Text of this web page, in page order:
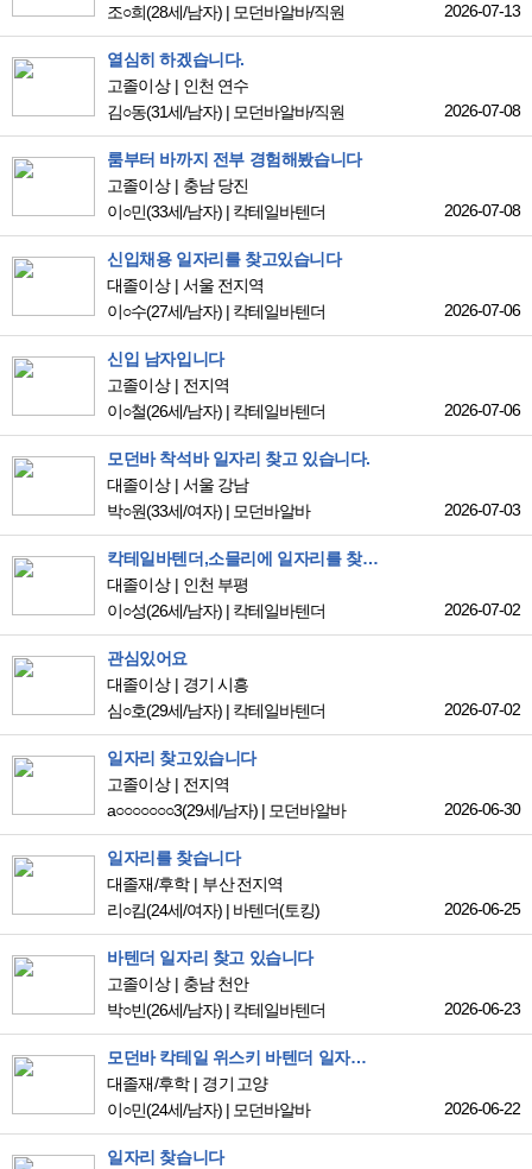
조○희(28세/남자) | 모던바알바/직원 2026-07-13
열심히 하겠습니다.
고졸이상
인천 연수
김○동(31세/남자) | 모던바알바/직원 2026-07-08
룸부터 바까지 전부 경험해봤습니다
고졸이상
충남 당진
이○민(33세/남자) | 칵테일바텐더 2026-07-08
신입채용 일자리를 찾고있습니다
대졸이상
서울 전지역
이○수(27세/남자) | 칵테일바텐더 2026-07-06
신입 남자입니다
고졸이상
전지역
이○철(26세/남자) | 칵테일바텐더 2026-07-06
모던바 착석바 일자리 찾고 있습니다.
대졸이상
서울 강남
박○원(33세/여자) | 모던바알바 2026-07-03
칵테일바텐더,소믈리에 일자리를 찾고 있습니다
대졸이상
인천 부평
이○성(26세/남자) | 칵테일바텐더 2026-07-02
관심있어요
대졸이상
경기 시흥
심○호(29세/남자) | 칵테일바텐더 2026-07-02
일자리 찾고있습니다
고졸이상
전지역
a○○○○○○○3(29세/남자) | 모던바알바 2026-06-30
일자리를 찾습니다
대졸재/후학
부산 전지역
리○킴(24세/여자) | 바텐더(토킹) 2026-06-25
바텐더 일자리 찾고 있습니다
고졸이상
충남 천안
박○빈(26세/남자) | 칵테일바텐더 2026-06-23
모던바 칵테일 위스키 바텐더 일자리를 찾고 있습니다
대졸재/후학
경기 고양
이○민(24세/남자) | 모던바알바 2026-06-22
일자리 찾습니다